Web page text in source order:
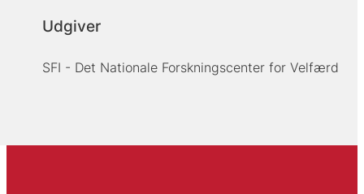
Udgiver
SFI - Det Nationale Forskningscenter for Velfærd